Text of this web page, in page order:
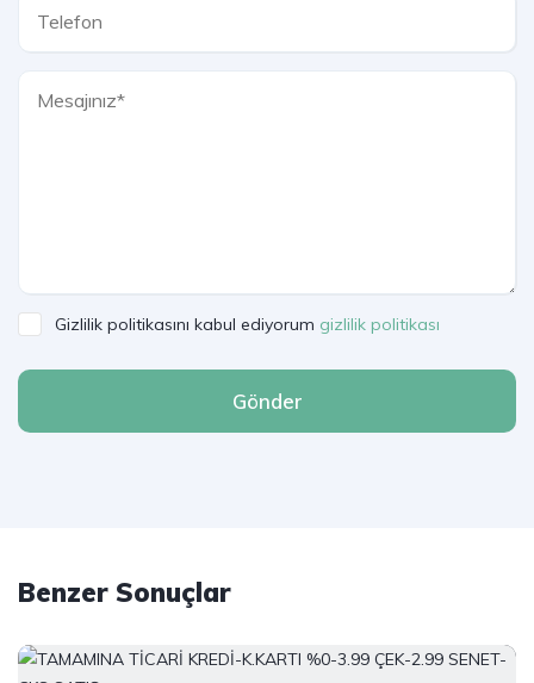
Gizlilik politikasını kabul ediyorum gizlilik politikası
Gönder
Benzer Sonuçlar